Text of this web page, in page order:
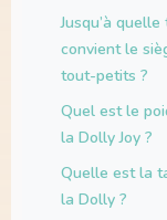
Jusqu’à
convient le
tout-petits ?
Quel est le
la Dolly Joy ?
Quelle est la
la Dolly ?